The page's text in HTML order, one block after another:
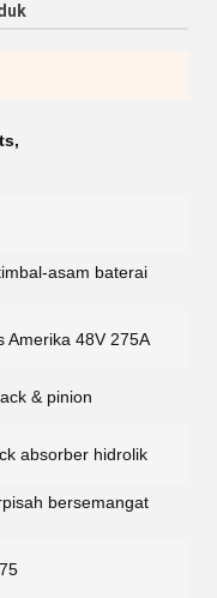
,
asam baterai
Amerika 48V 275A
& pinion
absorber hidrolik
bersemangat